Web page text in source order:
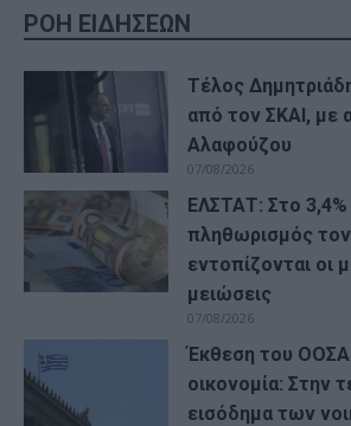
ΡΟΗ ΕΙΔΗΣΕΩΝ
Τέλος
από τον ΣΚΑΙ, με
Αλαφούζου
07/08/2026
ΕΛΣΤΑΤ: Στο
πληθωρισμός τον
εντοπίζονται οι
μειώσεις
07/08/2026
Έκθεση του ΟΟΣΑ
οικονομία: Στην
εισόδημα των